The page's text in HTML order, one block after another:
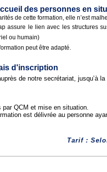
des personnes en
de cette formation, elle n’est
assure le lien avec les structures
ou humain)
peut être adapté.
d'inscription
de notre secrétariat, jusqu’à
par QCM et mise en situation.
est délivrée au personne
Tarif :